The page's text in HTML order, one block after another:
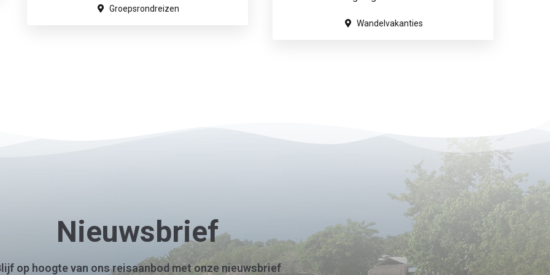
Groepsrondreizen
Wandelvakanties
Nieuwsbrief
op hoogte van ons reisaanbod met onze nieuwsbrief